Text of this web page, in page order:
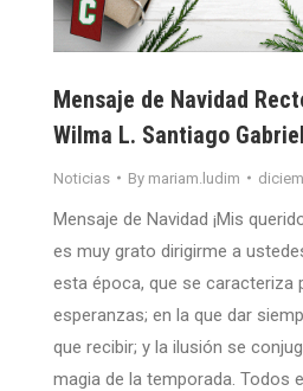
Mensaje de Navidad
Wilma L. Santiago
Noticias By mariam.ludim
Mensaje de Navidad ¡Mis
es muy grato dirigirme a
esta época, que se caracteriza
esperanzas; en la que dar
que recibir; y la ilusión se
magia de la temporada. Todos